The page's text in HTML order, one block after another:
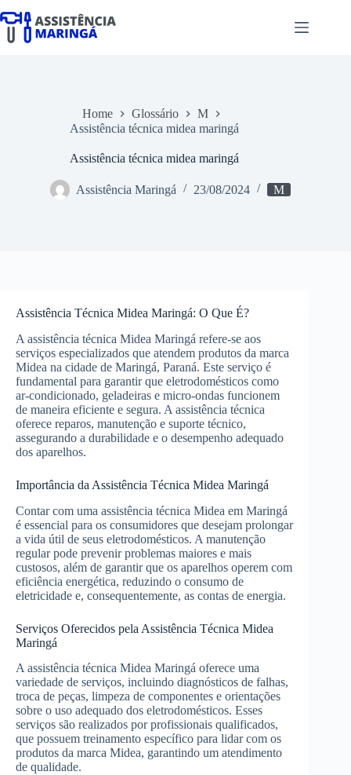
para
Home Glossário
M
Assistência técnica midea maringá
Assistência técnica midea maringá
Assistência Maringá 23/08/2024 M
Assistência Técnica Midea Maringá: O Que É?
A assistência técnica Midea Maringá refere-se aos
serviços especializados que atendem produtos da marca
Midea na cidade de Maringá, Paraná. Este serviço é
fundamental para garantir que eletrodomésticos como
ar-condicionado, geladeiras e micro-ondas funcionem
de maneira eficiente e segura. A assistência técnica
oferece reparos, manutenção e suporte técnico,
assegurando a durabilidade e o desempenho adequado
dos aparelhos.
Importância da Assistência Técnica Midea Maringá
Contar com uma assistência técnica Midea em Maringá
é essencial para os consumidores que desejam prolongar
a vida útil de seus eletrodomésticos. A manutenção
regular pode prevenir problemas maiores e mais
custosos, além de garantir que os aparelhos operem com
eficiência energética, reduzindo o consumo de
eletricidade e, consequentemente, as contas de energia.
Serviços Oferecidos pela Assistência Técnica Midea
Maringá
A assistência técnica Midea Maringá oferece uma
variedade de serviços, incluindo diagnósticos de falhas,
troca de peças, limpeza de componentes e orientações
sobre o uso adequado dos eletrodomésticos. Esses
serviços são realizados por profissionais qualificados,
que possuem treinamento específico para lidar com os
produtos da marca Midea, garantindo um atendimento
de qualidade.